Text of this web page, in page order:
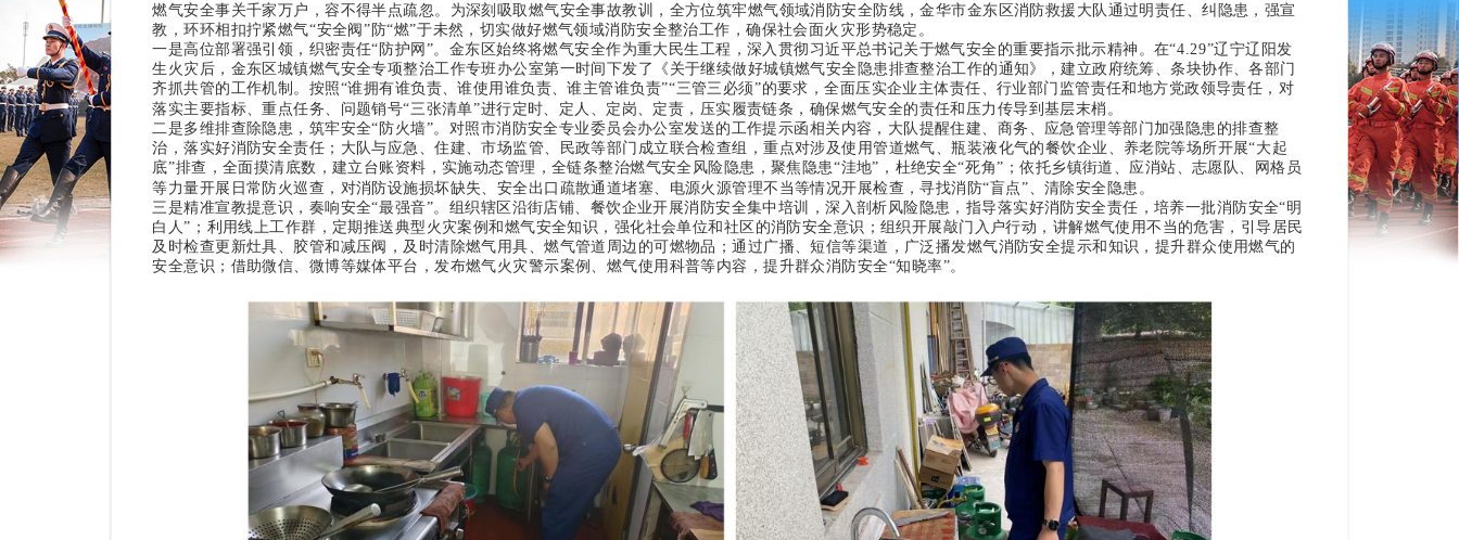
燃气安全事关千家万户，容不得半点疏忽。为深刻吸取燃气安全事故教训，全方位筑牢燃气领域消防安全防线，金华市金东区消防救援大队通过明责任、纠隐患，强宣
教，环环相扣拧紧燃气“安全阀”防“燃”于未然，切实做好燃气领域消防安全整治工作，确保社会面火灾形势稳定。
一是高位部署强引领，织密责任“防护网”。 金东区始终将燃气安全作为重大民生工程，深入贯彻习近平总书记关于燃气安全的重要指示批示精神。在“4.29”辽宁辽阳发
生火灾后，金东区城镇燃气安全专项整治工作专班办公室第一时间下发了《关于继续做好城镇燃气安全隐患排查整治工作的通知》，建立政府统筹、条块协作、各部门
齐抓共管的工作机制。按照“谁拥有谁负责、谁使用谁负责、谁主管谁负责”“三管三必须”的要求，全面压实企业主体责任、行业部门监管责任和地方党政领导责任，对
落实主要指标、重点任务、问题销号“三张清单”进行定时、定人、定岗、定责，压实履责链条，确保燃气安全的责任和压力传导到基层末梢。
二是多维排查除隐患，筑牢安全“防火墙”。 对照市消防安全专业委员会办公室发送的工作提示函相关内容，大队提醒住建、商务、应急管理等部门加强隐患的排查整
治，落实好消防安全责任；大队与应急、住建、市场监管、民政等部门成立联合检查组，重点对涉及使用管道燃气、瓶装液化气的餐饮企业、养老院等场所开展“大起
底”排查，全面摸清底数，建立台账资料，实施动态管理，全链条整治燃气安全风险隐患，聚焦隐患“洼地”，杜绝安全“死角”；依托乡镇街道、应消站、志愿队、网格员
等力量开展日常防火巡查，对消防设施损坏缺失、安全出口疏散通道堵塞、电源火源管理不当等情况开展检查，寻找消防“盲点”、清除安全隐患。
三是精准宣教提意识，奏响安全“最强音”。 组织辖区沿街店铺、餐饮企业开展消防安全集中培训，深入剖析风险隐患，指导落实好消防安全责任，培养一批消防安全“明
白人”；利用线上工作群，定期推送典型火灾案例和燃气安全知识，强化社会单位和社区的消防安全意识；组织开展敲门入户行动，讲解燃气使用不当的危害，引导居民
及时检查更新灶具、胶管和减压阀，及时清除燃气用具、燃气管道周边的可燃物品；通过广播、短信等渠道，广泛播发燃气消防安全提示和知识，提升群众使用燃气的
安全意识；借助微信、微博等媒体平台，发布燃气火灾警示案例、燃气使用科普等内容，提升群众消防安全“知晓率”。